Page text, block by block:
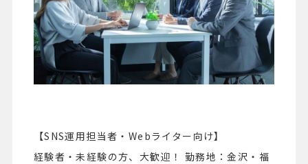
【SNS運用担当者・Webライター向け】
経験者・未経験の方、大歓迎！ 勤務地：金沢・福